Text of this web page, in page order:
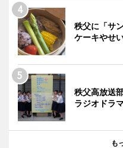
秩父に「サ
ケーキやせ
秩父高放送
ラジオドラ
も